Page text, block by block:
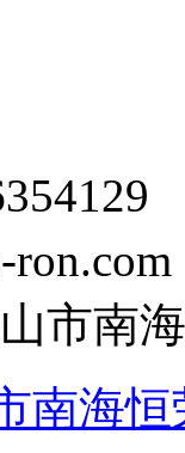
市南
南海